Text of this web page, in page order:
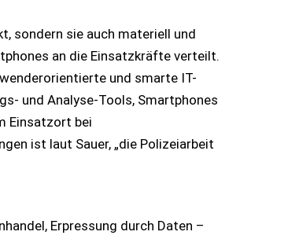
sondern sie auch materiell und
an die Einsatzkräfte verteilt.
und smarte IT-
und Analyse-Tools, Smartphones
Einsatzort bei
ist laut Sauer, „die Polizeiarbeit
Erpressung durch Daten –